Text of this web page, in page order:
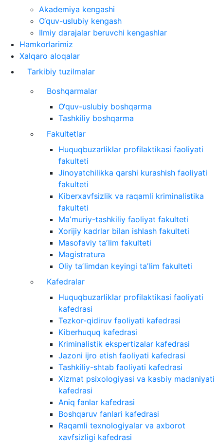
Akademiya kengashi
O‘quv-uslubiy kengash
Ilmiy darajalar beruvchi kengashlar
Hamkorlarimiz
Xalqaro aloqalar
Tarkibiy tuzilmalar
Boshqarmalar
O‘quv-uslubiy boshqarma
Tashkiliy boshqarma
Fakultetlar
Huquqbuzarliklar profilaktikasi faoliyati
fakulteti
Jinoyatchilikka qarshi kurashish faoliyati
fakulteti
Kiberxavfsizlik va raqamli kriminalistika
fakulteti
Maʼmuriy-tashkiliy faoliyat fakulteti
Xorijiy kadrlar bilan ishlash fakulteti
Masofaviy taʼlim fakulteti
Magistratura
Oliy taʼlimdan keyingi taʼlim fakulteti
Kafedralar
Huquqbuzarliklar profilaktikasi faoliyati
kafedrasi
Tezkor-qidiruv faoliyati kafedrasi
Kiberhuquq kafedrasi
Kriminalistik ekspertizalar kafedrasi
Jazoni ijro etish faoliyati kafedrasi
Tashkiliy-shtab faoliyati kafedrasi
Xizmat psixologiyasi va kasbiy madaniyati
kafedrasi
Aniq fanlar kafedrasi
Boshqaruv fanlari kafedrasi
Raqamli texnologiyalar va axborot
xavfsizligi kafedrasi